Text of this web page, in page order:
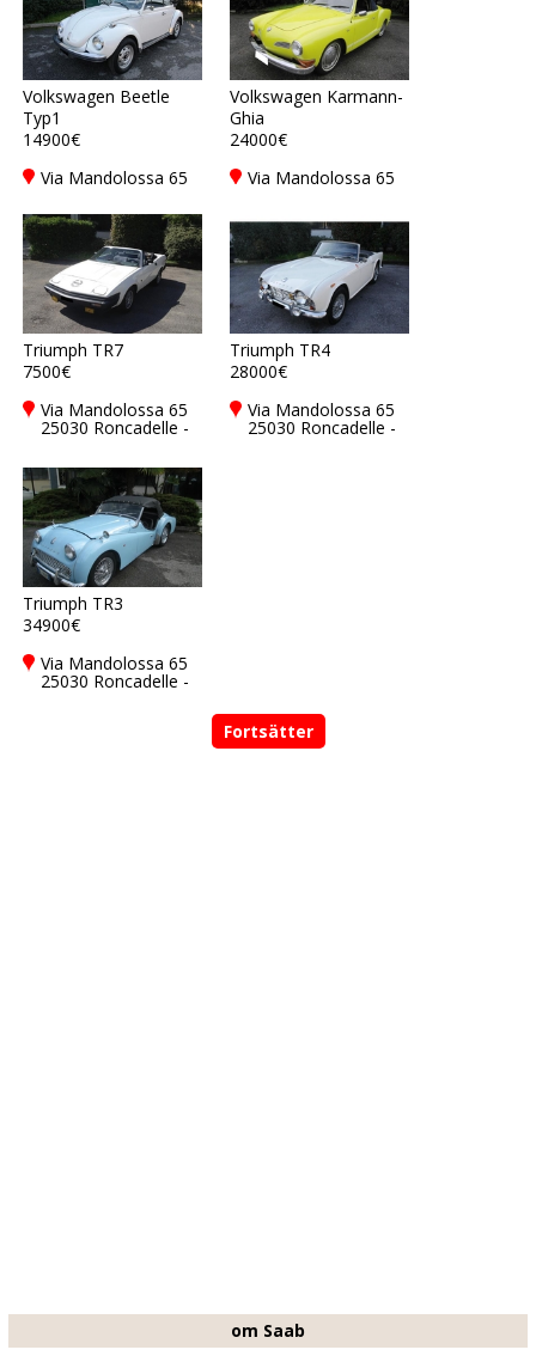
Volkswagen Beetle
Typ1
14900€
Via Mandolossa 65
Brescia - BS, Italy
Volkswagen Karmann-
Ghia
24000€
Via Mandolossa 65
Triumph TR7
7500€
Via Mandolossa 65
25030 Roncadelle -
Triumph TR4
28000€
Via Mandolossa 65
25030 Roncadelle -
Triumph TR3
34900€
Via Mandolossa 65
25030 Roncadelle -
Fortsätter
om Saab